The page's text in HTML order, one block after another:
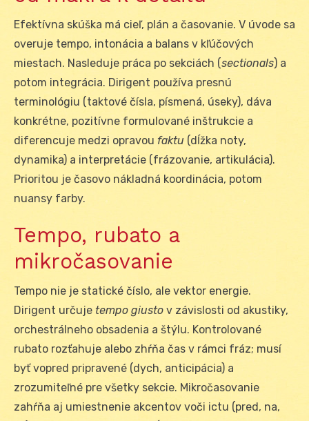
Efektívna skúška má cieľ, plán a časovanie. V úvode sa
overuje tempo, intonácia a balans v kľúčových
miestach. Nasleduje práca po sekciách (sectionals) a
potom integrácia. Dirigent používa presnú
terminológiu (taktové čísla, písmená, úseky), dáva
konkrétne, pozitívne formulované inštrukcie a
diferencuje medzi opravou faktu (dĺžka noty,
dynamika) a interpretácie (frázovanie, artikulácia).
Prioritou je časovo nákladná koordinácia, potom
nuansy farby.
Tempo, rubato a
mikročasovanie
Tempo nie je statické číslo, ale vektor energie.
Dirigent určuje tempo giusto v závislosti od akustiky,
orchestrálneho obsadenia a štýlu. Kontrolované
rubato rozťahuje alebo zhŕňa čas v rámci fráz; musí
byť vopred pripravené (dych, anticipácia) a
zrozumiteľné pre všetky sekcie. Mikročasovanie
zahŕňa aj umiestnenie akcentov voči ictu (pred, na,